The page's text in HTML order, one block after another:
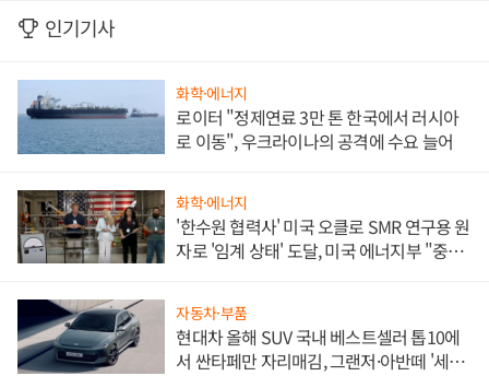
인기기사
화학·에너지
로이터 "정제연료 3만 톤 한국에서 러시아
로 이동", 우크라이나의 공격에 수요 늘어
화학·에너지
'한수원 협력사' 미국 오클로 SMR 연구용 원
자로 '임계 상태' 도달, 미국 에너지부 "중요
자동차·부품
현대차 올해 SUV 국내 베스트셀러 톱10에
서 싼타페만 자리매김, 그랜저·아반떼 '세단